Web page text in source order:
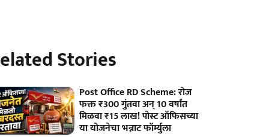
Stories
Post Office RD Scheme: रोज
फक्त ₹300 गुंतवा अन् 10 वर्षांत
मिळवा ₹15 लाख! पोस्ट ऑफिसच्या
या योजनेचा भन्नाट फॉर्म्युला